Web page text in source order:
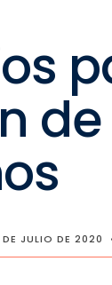
JULIO DE 2020